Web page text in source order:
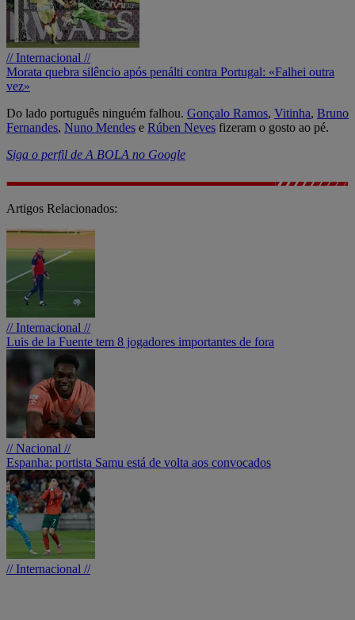
// Internacional //
Morata quebra silêncio após penálti contra Portugal: «Falhei outra
vez»
Do lado português ninguém falhou. Gonçalo Ramos, Vitinha, Bruno
Fernandes, Nuno Mendes e Rúben Neves fizeram o gosto ao pé.
Siga o perfil de A BOLA no Google
Artigos Relacionados:
// Internacional //
Luis de la Fuente tem 8 jogadores importantes de fora
// Nacional //
Espanha: portista Samu está de volta aos convocados
// Internacional //